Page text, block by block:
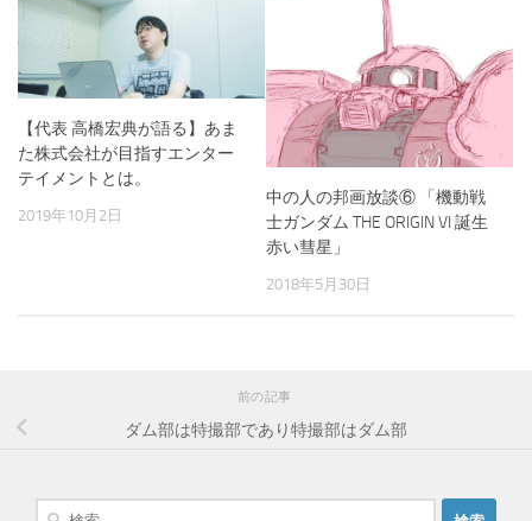
【代表 高橋宏典が語る】あま
た株式会社が目指すエンター
テイメントとは。
2019年10月2日
中の人の邦画放談⑥ 「機動戦
士ガンダム THE ORIGIN VI 誕生
赤い彗星」
2018年5月30日
前の記事
ダム部は特撮部であり特撮部はダム部
検